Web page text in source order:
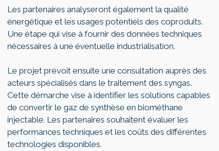
Les partenaires analyseront également la qualité
énergétique et les usages potentiels des coproduits.
Une étape qui vise à fournir des données techniques
nécessaires à une éventuelle industrialisation.
Le projet prévoit ensuite une consultation auprès des
acteurs spécialisés dans le traitement des syngas.
Cette démarche vise à identifier les solutions capables
de convertir le gaz de synthèse en biométhane
injectable. Les partenaires souhaitent évaluer les
performances techniques et les coûts des différentes
technologies disponibles.